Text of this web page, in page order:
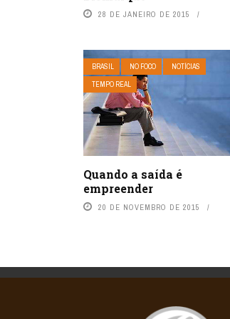
28 DE JANEIRO DE 2015
BRASIL NO FOCO
NOTÍCIAS
TEMPO REAL
Quando a saída é
empreender
20 DE NOVEMBRO DE 2015